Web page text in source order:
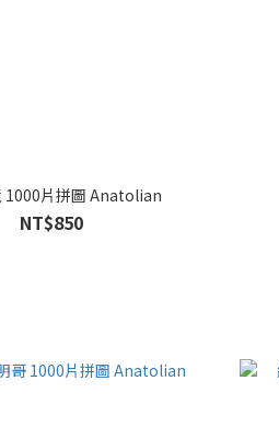
1000片拼圖 Anatolian
NT$850